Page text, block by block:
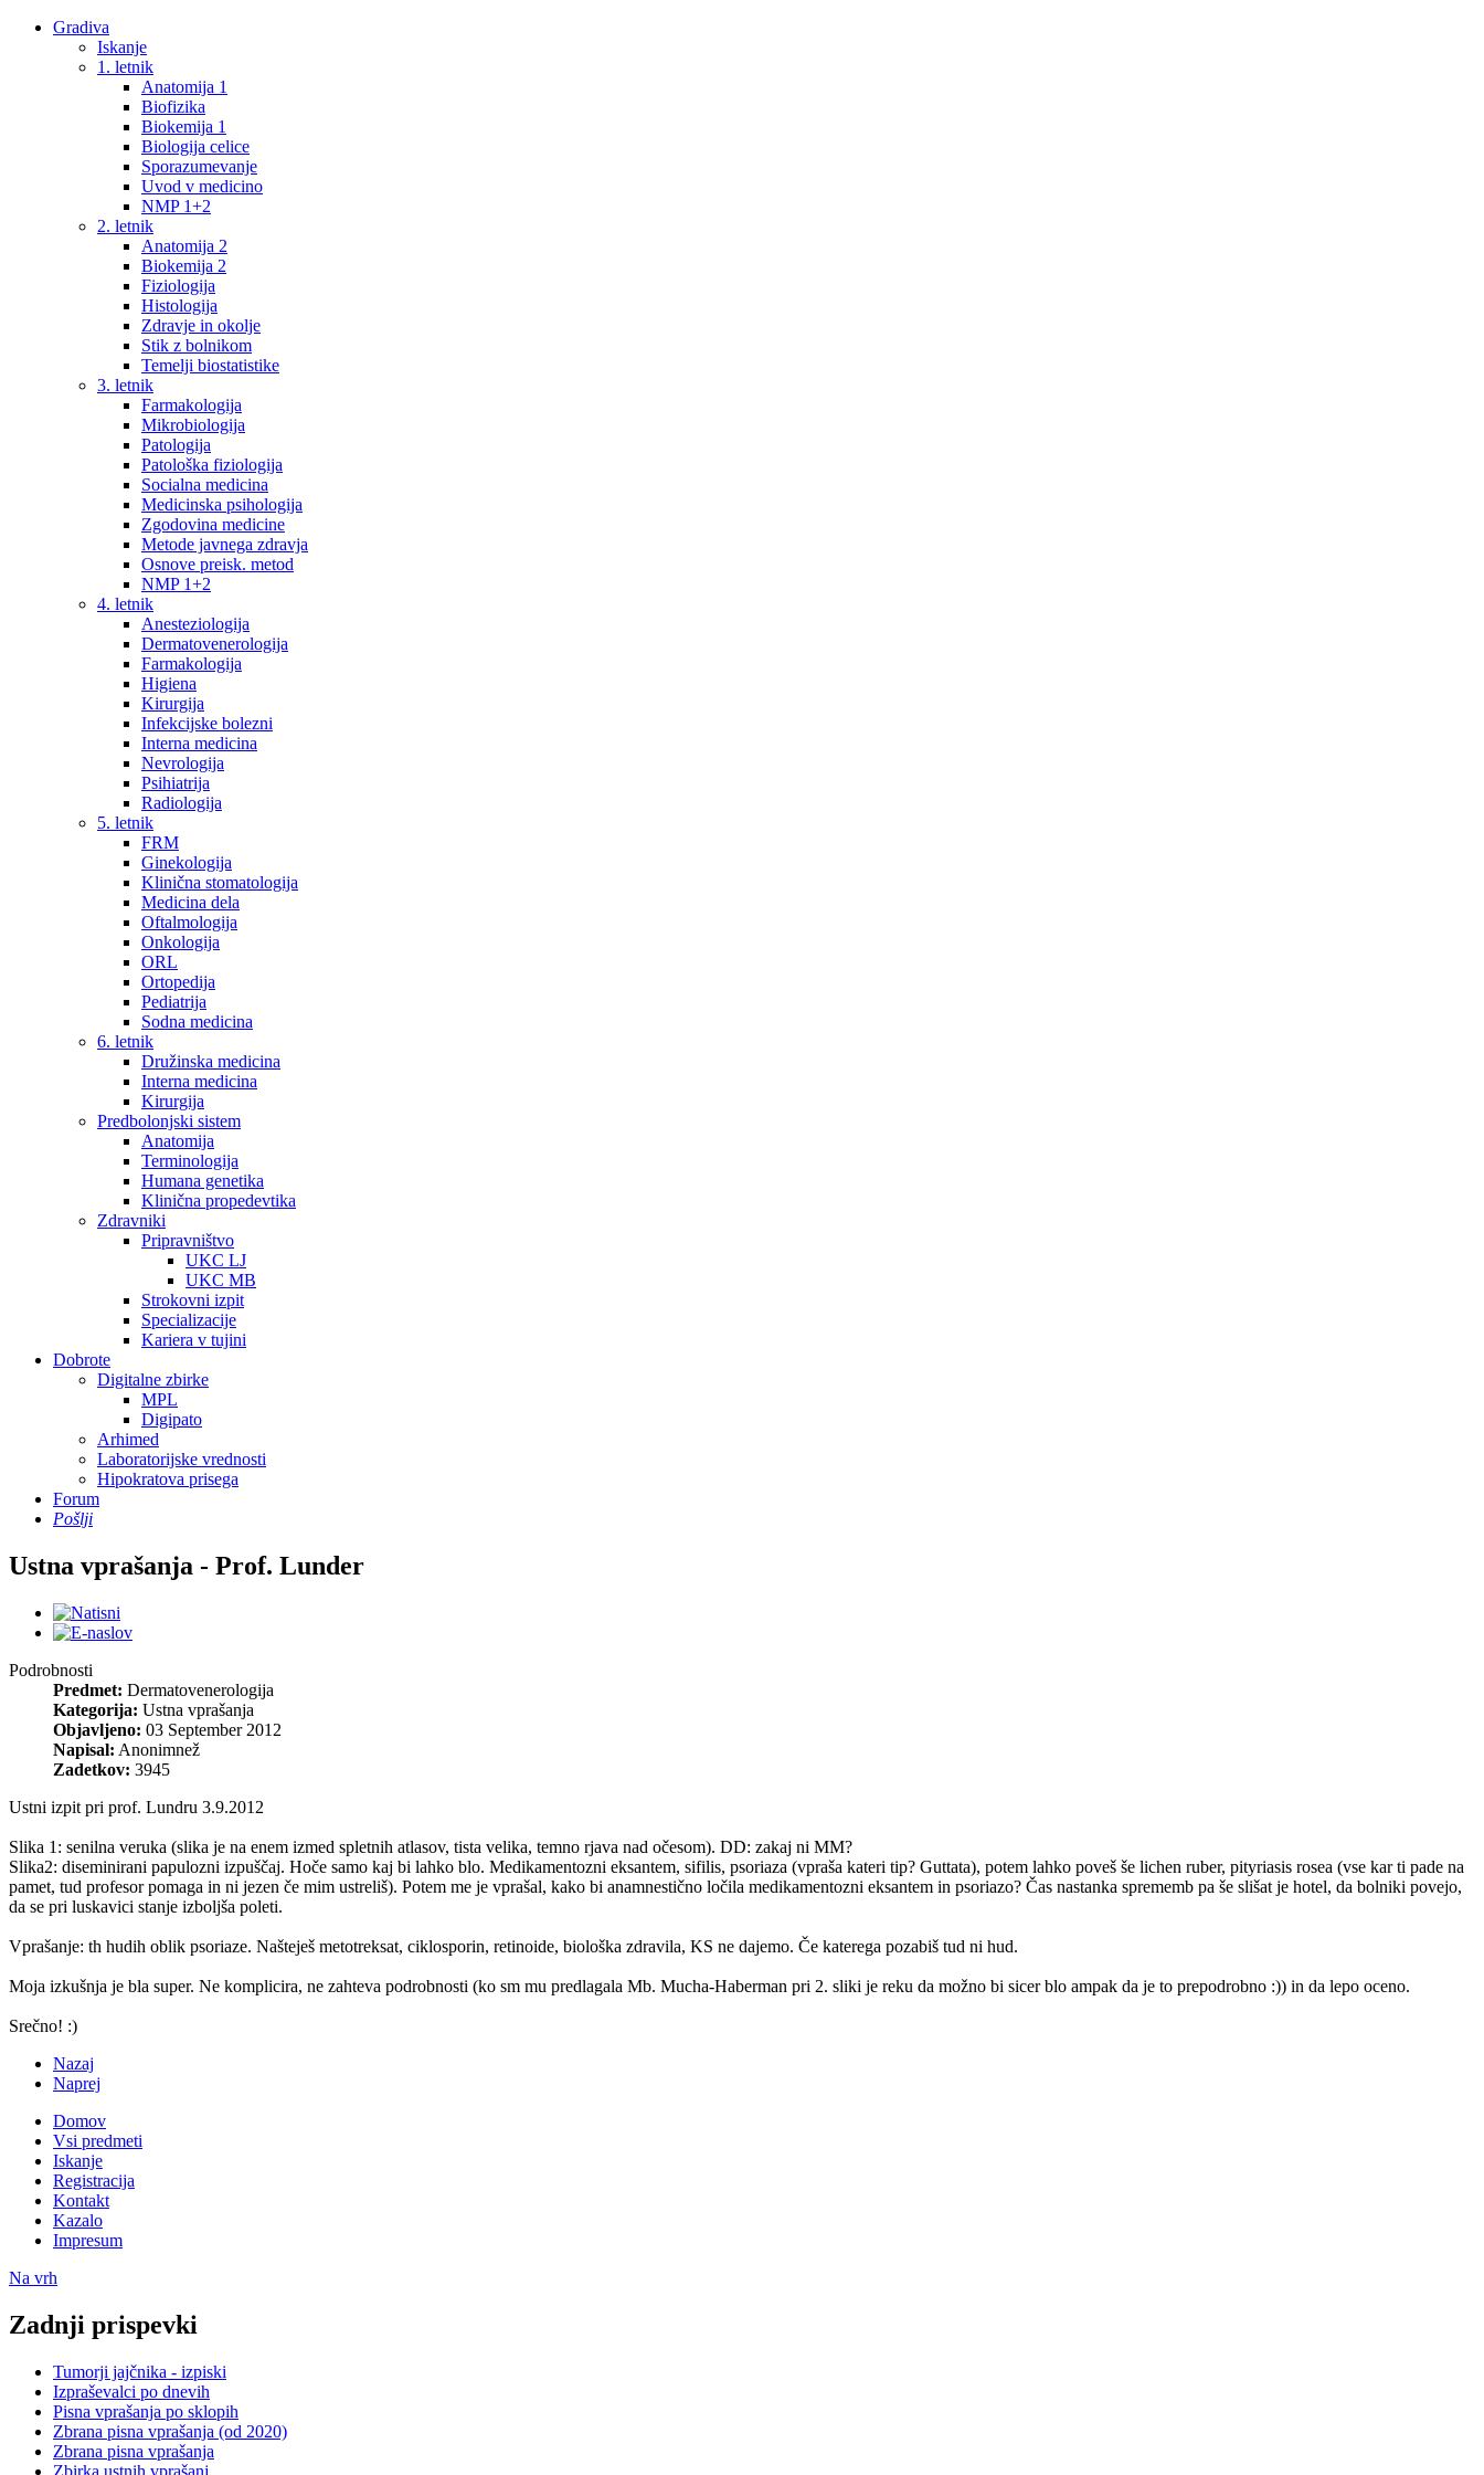
Gradiva
Iskanje
1. letnik
Anatomija 1
Biofizika
Biokemija 1
Biologija celice
Sporazumevanje
Uvod v medicino
NMP 1+2
2. letnik
Anatomija 2
Biokemija 2
Fiziologija
Histologija
Zdravje in okolje
Stik z bolnikom
Temelji biostatistike
3. letnik
Farmakologija
Mikrobiologija
Patologija
Patološka fiziologija
Socialna medicina
Medicinska psihologija
Zgodovina medicine
Metode javnega zdravja
Osnove preisk. metod
NMP 1+2
4. letnik
Anesteziologija
Dermatovenerologija
Farmakologija
Higiena
Kirurgija
Infekcijske bolezni
Interna medicina
Nevrologija
Psihiatrija
Radiologija
5. letnik
FRM
Ginekologija
Klinična stomatologija
Medicina dela
Oftalmologija
Onkologija
ORL
Ortopedija
Pediatrija
Sodna medicina
6. letnik
Družinska medicina
Interna medicina
Kirurgija
Predbolonjski sistem
Anatomija
Terminologija
Humana genetika
Klinična propedevtika
Zdravniki
Pripravništvo
UKC LJ
UKC MB
Strokovni izpit
Specializacije
Kariera v tujini
Dobrote
Digitalne zbirke
MPL
Digipato
Arhimed
Laboratorijske vrednosti
Hipokratova prisega
Forum
Pošlji
Ustna vprašanja - Prof. Lunder
Podrobnosti
Predmet: Dermatovenerologija
Kategorija: Ustna vprašanja
Objavljeno: 03 September 2012
Napisal: Anonimnež
Zadetkov: 3945
Ustni izpit pri prof. Lundru 3.9.2012
Slika 1: senilna veruka (slika je na enem izmed spletnih atlasov, tista velika, temno rjava nad očesom). DD: zakaj ni MM?
Slika2: diseminirani papulozni izpuščaj. Hoče samo kaj bi lahko blo. Medikamentozni eksantem, sifilis, psoriaza (vpraša kateri tip? Guttata), potem lahko poveš še lichen ruber, pityriasis rosea (vse kar ti pade na
pamet, tud profesor pomaga in ni jezen če mim ustreliš). Potem me je vprašal, kako bi anamnestično ločila medikamentozni eksantem in psoriazo? Čas nastanka sprememb pa še slišat je hotel, da bolniki povejo,
da se pri luskavici stanje izboljša poleti.
Vprašanje: th hudih oblik psoriaze. Našteješ metotreksat, ciklosporin, retinoide, biološka zdravila, KS ne dajemo. Če katerega pozabiš tud ni hud.
Moja izkušnja je bla super. Ne komplicira, ne zahteva podrobnosti (ko sm mu predlagala Mb. Mucha-Haberman pri 2. sliki je reku da možno bi sicer blo ampak da je to prepodrobno :)) in da lepo oceno.
Srečno! :)
Nazaj
Naprej
Domov
Vsi predmeti
Iskanje
Registracija
Kontakt
Kazalo
Impresum
Na vrh
Zadnji prispevki
Tumorji jajčnika - izpiski
Izpraševalci po dnevih
Pisna vprašanja po sklopih
Zbrana pisna vprašanja (od 2020)
Zbrana pisna vprašanja
Zbirka ustnih vprašanj